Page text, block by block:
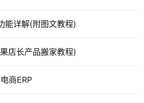
能详解(附图文教程)
店长产品搬家教程)
商ERP